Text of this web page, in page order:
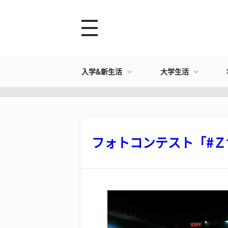
入学&新生活 大学生活
フォトコンテスト「#